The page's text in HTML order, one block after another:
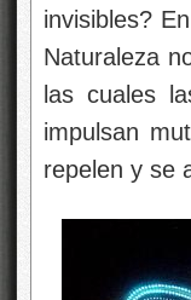
invisibles?
Naturaleza
las cuales
impulsan
repelen y se